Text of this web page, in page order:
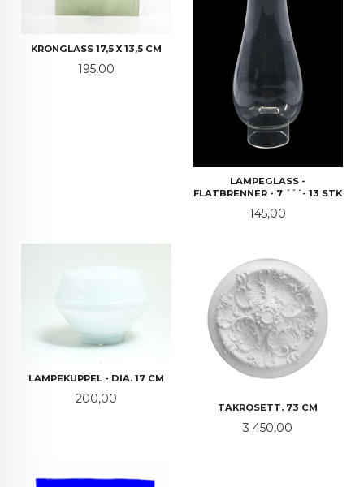
KRONGLASS 17,5 X 13,5 CM
Pris
195,00
LAMPEGLASS -
FLATBRENNER - 7 ´´´- 13 STK
Pris
145,00
LAMPEKUPPEL - DIA. 17 CM
Pris
200,00
TAKROSETT. 73 CM
Pris
3 450,00